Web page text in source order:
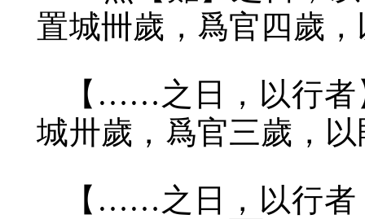
置城卌歲，爲官四歲
【……之日，以行者
城卅歲，爲官三歲，以
【……之日，以行者